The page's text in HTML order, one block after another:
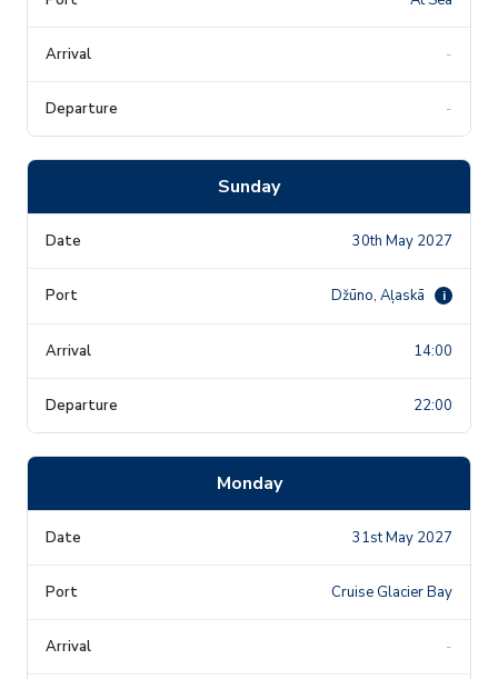
-
-
Sunday
30th May 2027
Džūno, Aļaskā i
14:00
22:00
Monday
31st May 2027
Cruise Glacier Bay
-